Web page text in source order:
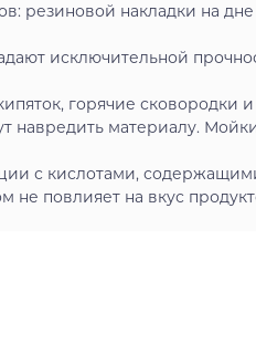
резиновой накладки на
исключительной
горячие сковородки
навредить материалу.
с кислотами,
не повлияет на вкус